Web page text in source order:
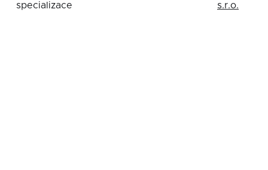
specializace
s.r.o.